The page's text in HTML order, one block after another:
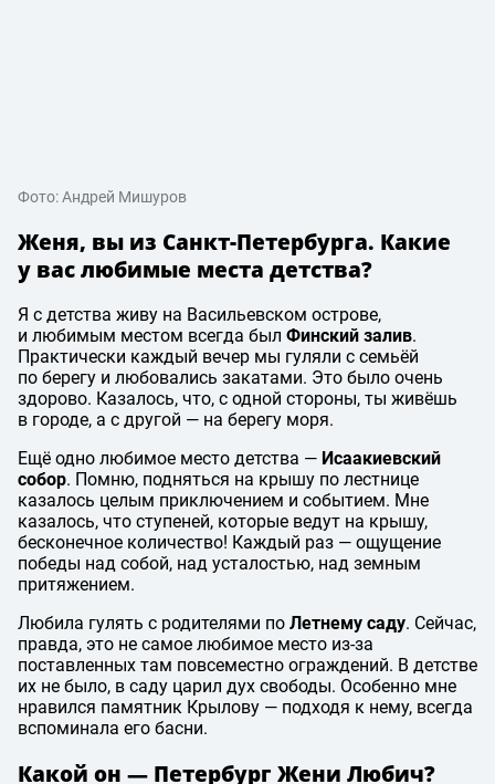
Фото: Андрей Мишуров
Женя, вы из Санкт-Петербурга. Какие
у вас любимые места детства?
Я с детства живу на Васильевском острове,
и любимым местом всегда был Финский залив.
Практически каждый вечер мы гуляли с семьёй
по берегу и любовались закатами. Это было очень
здорово. Казалось, что, с одной стороны, ты живёшь
в городе, а с другой — на берегу моря.
Ещё одно любимое место детства — Исаакиевский
собор. Помню, подняться на крышу по лестнице
казалось целым приключением и событием. Мне
казалось, что ступеней, которые ведут на крышу,
бесконечное количество! Каждый раз — ощущение
победы над собой, над усталостью, над земным
притяжением.
Любила гулять с родителями по Летнему саду. Сейчас,
правда, это не самое любимое место из-за
поставленных там повсеместно ограждений. В детстве
их не было, в саду царил дух свободы. Особенно мне
нравился памятник Крылову — подходя к нему, всегда
вспоминала его басни.
Какой он — Петербург Жени Любич?